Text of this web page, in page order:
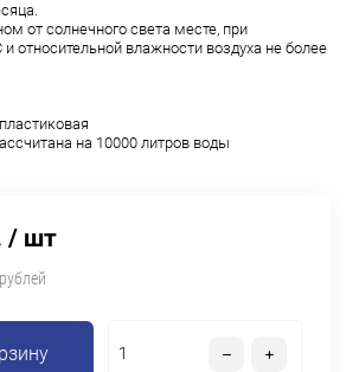
от солнечного света месте, при
и относительной влажности воздуха не более
на 10000 литров воды
/ шт